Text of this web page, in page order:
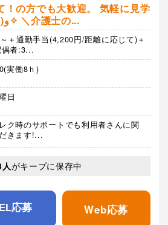
！の方でも大歓迎。 気軽に見学
からでもOK(・∀・)و✧ ＼介護士の...
＋通勤手当(4,200円/距離に応じて)＋
者:3...
実働8ｈ)
日
ク時のサポートでも利用者さんに関
きます!...
がキープに保存中
応募 Web応募